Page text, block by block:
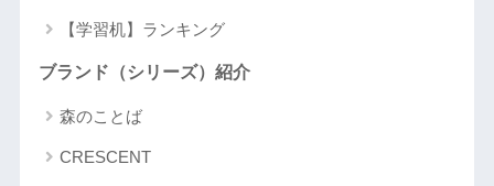
【学習机】ランキング
ブランド（シリーズ）紹介
森のことば
CRESCENT